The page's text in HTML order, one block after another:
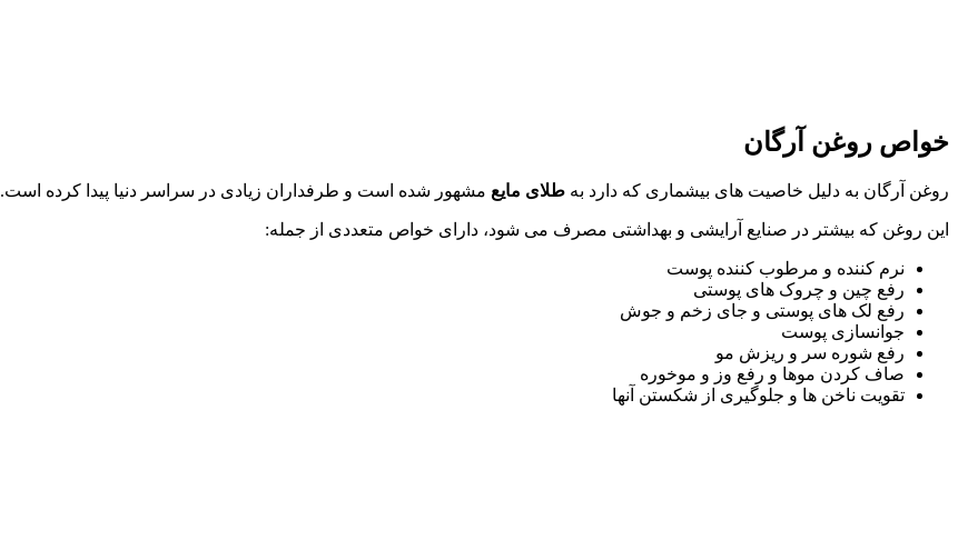
خواص روغن آرگان
روغن آرگان به دلیل خاصیت های بیشماری که دارد به طلای مایع مشهور شده است و طرفداران زیادی در سراسر دنیا پیدا کرده است.
این روغن که بیشتر در صنایع آرایشی و بهداشتی مصرف می شود، دارای خواص متعددی از جمله:
نرم کننده و مرطوب کننده پوست
رفع چین و چروک های پوستی
رفع لک های پوستی و جای زخم و جوش
جوانسازی پوست
رفع شوره سر و ریزش مو
صاف کردن موها و رفع وز و موخوره
تقویت ناخن ها و جلوگیری از شکستن آنها